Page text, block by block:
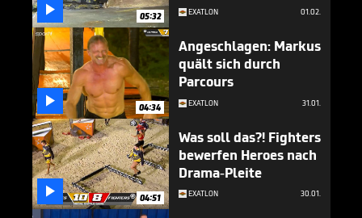
 05:32 EXATLON 01.02.
 04:34
Angeschlagen: Markus
quält sich durch
Parcours
EXATLON 31.01.
 04:51
Was soll das?! Fighters
bewerfen Heroes nach
Drama-Pleite
EXATLON 30.01.